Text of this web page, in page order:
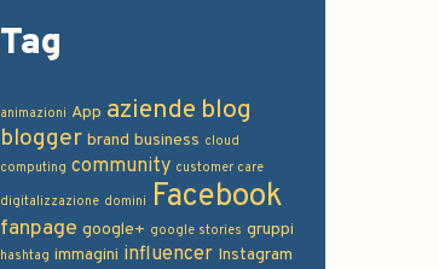
Tag
animazioni App aziende blog
blogger brand business cloud
computing community customer care
digitalizzazione domini Facebook
fanpage google+ google stories gruppi
hashtag immagini influencer Instagram